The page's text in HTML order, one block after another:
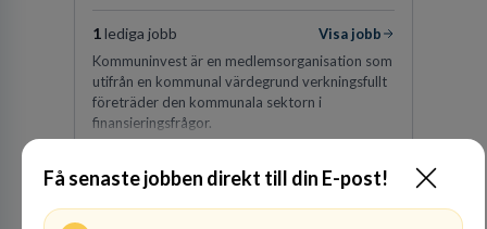
Få senaste jobben direkt till din E-post!
1 lediga jobb
Visa jobb
Kommuninvest är en medlemsorganisation som
utifrån en kommunal värdegrund verkningsfullt
företräder den kommunala sektorn i
finansieringsfrågor.